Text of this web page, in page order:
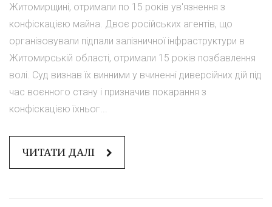
Житомирщині, отримали по 15 років ув'язнення з
конфіскацією майна. Двоє російських агентів, що
організовували підпали залізничної інфраструктури в
Житомирській області, отримали 15 років позбавлення
волі. Суд визнав їх винними у вчиненні диверсійних дій під
час воєнного стану і призначив покарання з
конфіскацією їхньог...
ЧИТАТИ ДАЛІ